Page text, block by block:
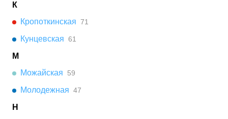
К
Кропоткинская 71
Кунцевская 61
М
Можайская
59
Молодежная 47
Н